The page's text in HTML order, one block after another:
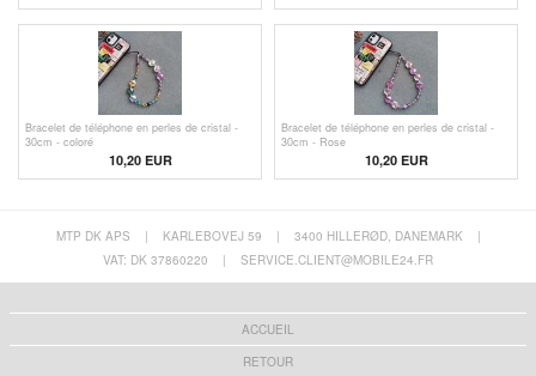
Bracelet de téléphone en perles de cristal -
30cm - coloré
10,20 EUR
Bracelet de téléphone en perles de cristal -
30cm - Rose
10,20 EUR
MTP DK APS | KARLEBOVEJ 59 | 3400 HILLERØD, DANEMARK
|
VAT: DK 37860220
| SERVICE.CLIENT@MOBILE24.FR
ACCUEIL
RETOUR